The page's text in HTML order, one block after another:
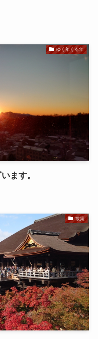
ゆく年くる年
ます。
散策